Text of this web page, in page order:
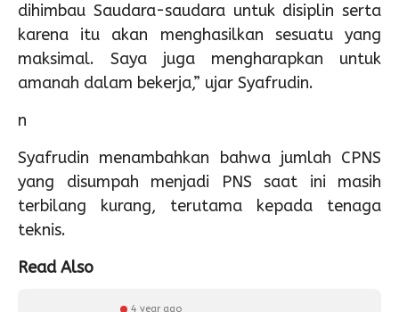
dihimbau Saudara-saudara untuk disiplin serta
karena itu akan menghasilkan sesuatu yang
maksimal. Saya juga mengharapkan untuk
amanah dalam bekerja,” ujar Syafrudin.
n
Syafrudin menambahkan bahwa jumlah CPNS
yang disumpah menjadi PNS saat ini masih
terbilang kurang, terutama kepada tenaga
teknis.
Read Also
4 year ago